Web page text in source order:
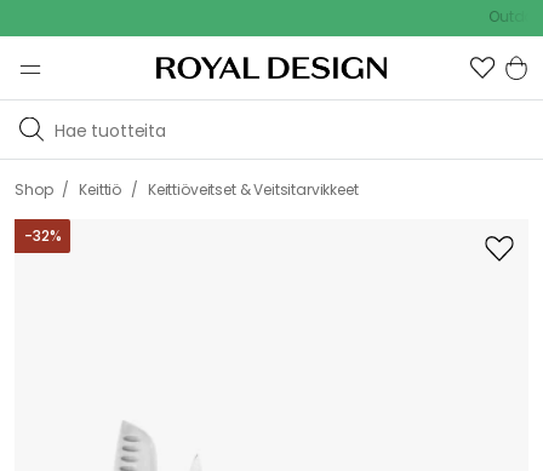
Outdoor
Shop / Keittiö / Keittiöveitset & Veitsitarvikkeet
-32%